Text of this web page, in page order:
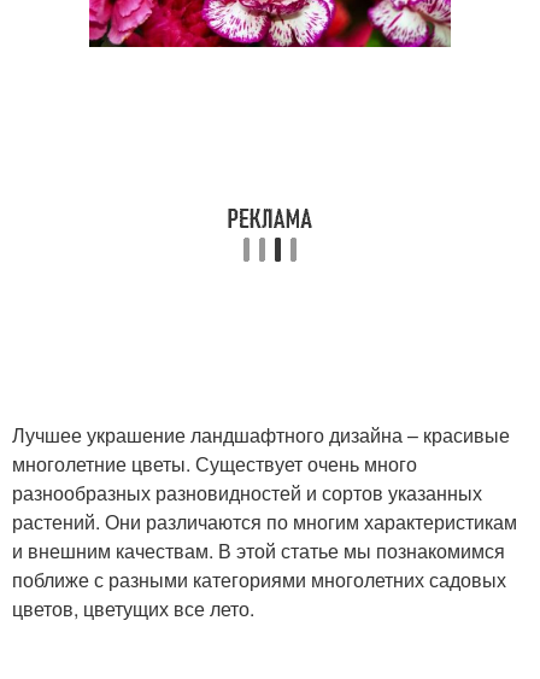
Лучшее украшение ландшафтного дизайна – красивые
многолетние цветы. Существует очень много
разнообразных разновидностей и сортов указанных
растений. Они различаются по многим характеристикам
и внешним качествам. В этой статье мы познакомимся
поближе с разными категориями многолетних садовых
цветов, цветущих все лето.